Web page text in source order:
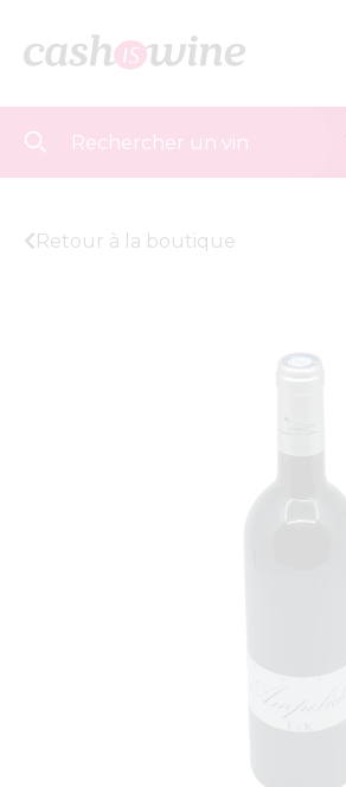
Retour à la boutique